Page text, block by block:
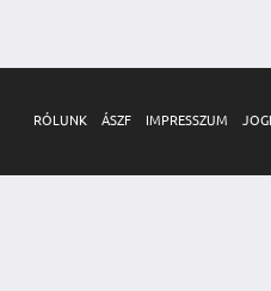
RÓLUNK ÁSZF IMPRESSZUM